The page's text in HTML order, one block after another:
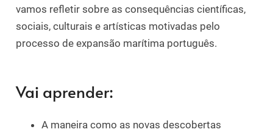
vamos refletir sobre as consequências científicas,
sociais, culturais e artísticas motivadas pelo
processo de expansão marítima português.
Vai aprender:
A maneira como as novas descobertas